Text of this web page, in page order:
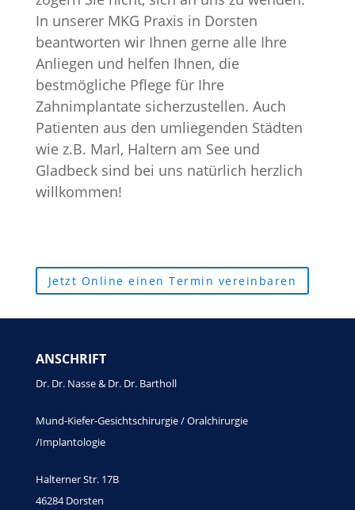
In unserer MKG Praxis in Dorsten
beantworten wir Ihnen gerne alle Ihre
Anliegen und helfen Ihnen, die
bestmögliche Pflege für Ihre
Zahnimplantate sicherzustellen. Auch
Patienten aus den umliegenden Städten
wie z.B. Marl, Haltern am See und
Gladbeck sind bei uns natürlich herzlich
willkommen!
Jetzt Online einen Termin vereinbaren
ANSCHRIFT
Dr. Dr. Nasse & Dr. Dr. Bartholl
Mund-Kiefer-Gesichtschirurgie / Oralchirurgie
/Implantologie
Halterner Str. 17B
46284 Dorsten